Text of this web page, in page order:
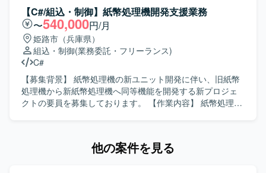
機能を実装・評価していただきます。
発、テストといった一連の工程に携わっていただきます。
【求める人物像】 既存システムの仕様を理解しながら着実
に開発と評価を進めていただける方を求めています。関連
メンバーとコミュニケーションを取りながら、設計からテ
ストまで責任を持って対応いただける方が望ましいです。
【ポジションの魅力】 店舗サーバを中心とした遊技システ
ムに携わることで、既存システムの改善や機能追加を通じ
てユーザー要望や現場課題の解決に貢献していただけま
す。設計からテストまで幅広い工程を担当することで、上
ドルウェア（Tomcat、Apache等）やDB（PostgreSQL）を
【C#/組込・制御】紙幣処理機開発支援業務
〜540,000円/月
姫路市（兵庫県）
組込・制御(業務委託・フリーランス)
C#
【募集背景】 紙幣処理機の新ユニット開発に伴い、旧紙幣
処理機から新紙幣処理機へ同等機能を開発する新プロジェ
クトの要員を募集しております。 【作業内容】 紙幣処理機
り、置き換えたC#のソースに対する再設計や新規機能追加
他の案件を見る